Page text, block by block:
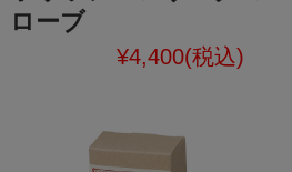
ローブ
¥4,400(税込)